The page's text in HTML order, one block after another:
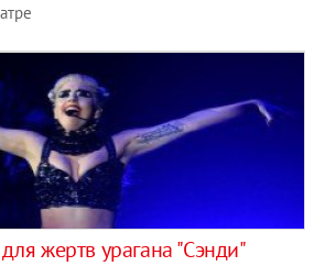
жертв урагана "Сэнди"